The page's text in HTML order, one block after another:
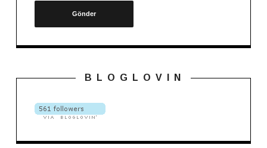
B L O G L O V I N